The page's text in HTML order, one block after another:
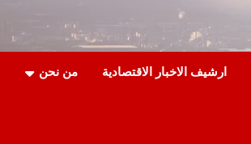
ارشيف الاخبار الاقتصادية من نحن